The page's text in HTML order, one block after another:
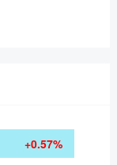
+0.57%